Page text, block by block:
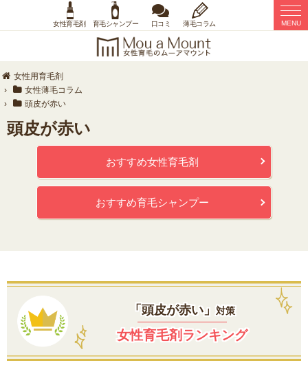
MENU
女性育毛剤 育毛シャンプー 口コミ 薄毛コラム
女性用育毛剤
›
女性薄毛コラム
›
頭皮が赤い
頭皮が赤い
おすすめ女性育毛剤
おすすめ育毛シャンプー
「頭皮が赤い」 対策
女性育毛剤ランキング